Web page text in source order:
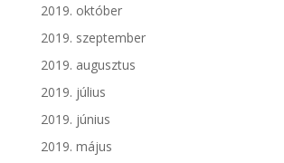
2019. október
2019. szeptember
2019. augusztus
2019. július
2019. június
2019. május